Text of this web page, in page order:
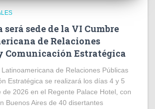
sede de la VI Cumbre
de Relaciones
Comunicación Estratégica
de Relaciones Públicas
Estratégica se realizará los días 4 y 5
de 2026 en el Regente Palace Hotel, con
Buenos Aires de 40 disertantes